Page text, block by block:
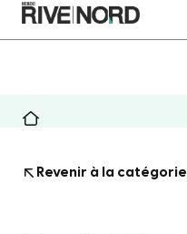
Revenir à la catégorie